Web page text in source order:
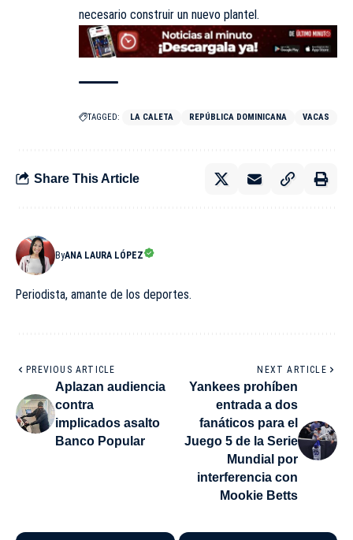
necesario construir un nuevo plantel.
TAGGED: LA CALETA REPÚBLICA DOMINICANA VACAS
Share This Article
ByANA LAURA LÓPEZ
Periodista, amante de los deportes.
PREVIOUS ARTICLE
Aplazan audiencia
contra
implicados asalto
Banco Popular
NEXT ARTICLE
Yankees prohíben
entrada a dos
fanáticos para el
Juego 5 de la Serie
Mundial por
interferencia con
Mookie Betts